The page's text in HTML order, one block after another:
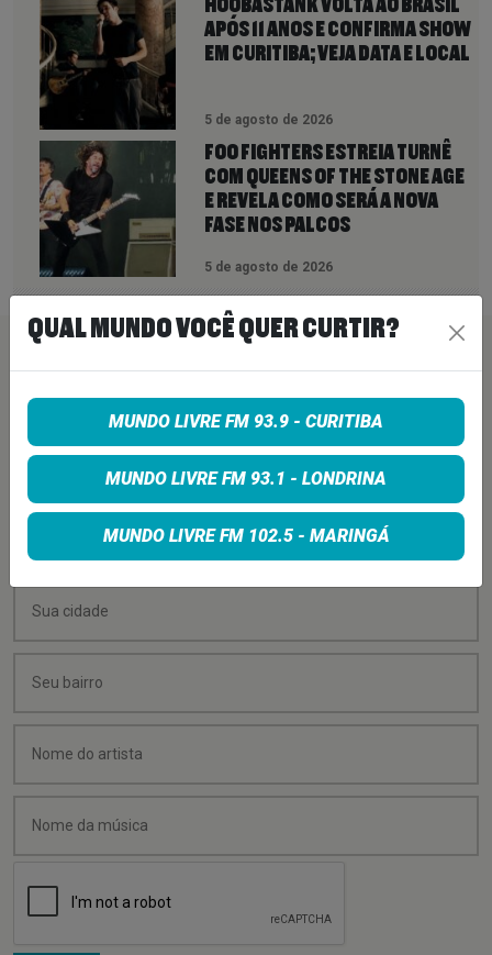
HOOBASTANK VOLTA AO BRASIL
APÓS 11 ANOS E CONFIRMA SHOW
EM CURITIBA; VEJA DATA E LOCAL
5 de agosto de 2026
FOO FIGHTERS ESTREIA TURNÊ
COM QUEENS OF THE STONE AGE
E REVELA COMO SERÁ A NOVA
FASE NOS PALCOS
5 de agosto de 2026
PEÇA SUA MÚSICA
Quer sugerir uma música para rolar na minha
programação? É só preencher os campos abaixo:
QUAL MUNDO VOCÊ QUER CURTIR?
MUNDO LIVRE FM 93.9 - CURITIBA
MUNDO LIVRE FM 93.1 - LONDRINA
MUNDO LIVRE FM 102.5 - MARINGÁ